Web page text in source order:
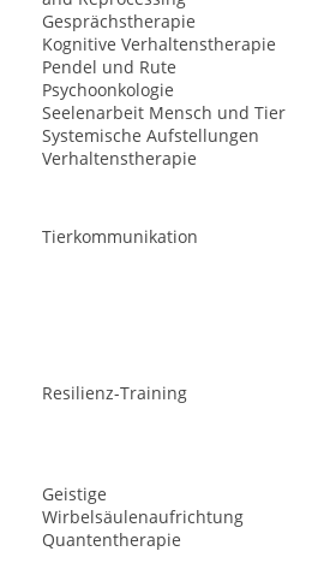
Gesprächstherapie
Kognitive Verhaltenstherapie
Pendel und Rute
Psychoonkologie
Seelenarbeit Mensch und Tier
Systemische Aufstellungen
Verhaltenstherapie
Tierkommunikation
Resilienz-Training
Geistige
Wirbelsäulenaufrichtung
Quantentherapie